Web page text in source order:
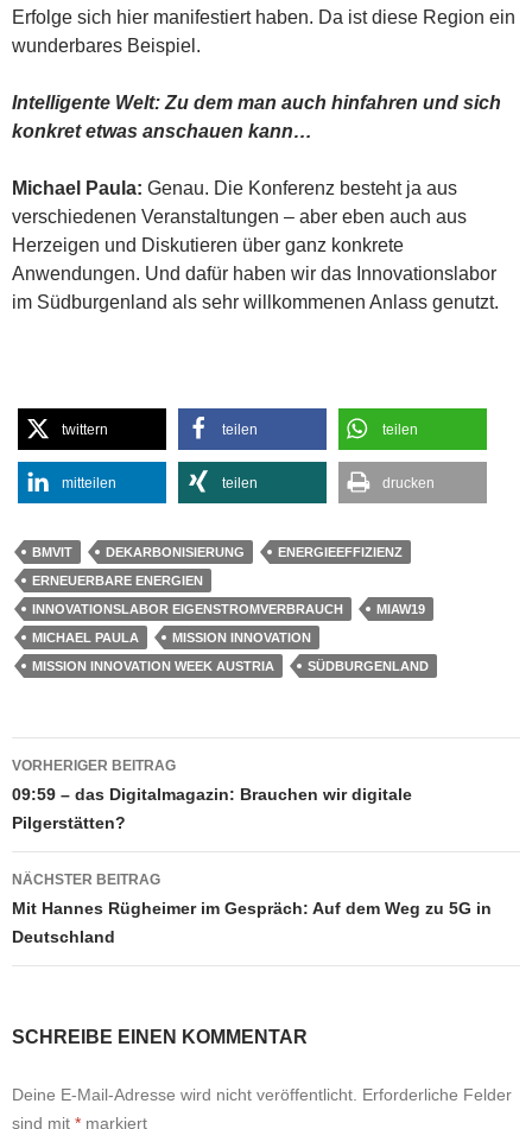
Erfolge sich hier manifestiert haben. Da ist diese Region ein
wunderbares Beispiel.
Intelligente Welt: Zu dem man auch hinfahren und sich
konkret etwas anschauen kann…
Michael Paula: Genau. Die Konferenz besteht ja aus
verschiedenen Veranstaltungen – aber eben auch aus
Herzeigen und Diskutieren über ganz konkrete
Anwendungen. Und dafür haben wir das Innovationslabor
im Südburgenland als sehr willkommenen Anlass genutzt.
twittern teilen teilen
mitteilen teilen drucken
BMVIT DEKARBONISIERUNG
ENERGIEEFFIZIENZ
ERNEUERBARE ENERGIEN
INNOVATIONSLABOR EIGENSTROMVERBRAUCH
MIAW19
MICHAEL PAULA
MISSION INNOVATION
MISSION INNOVATION WEEK AUSTRIA
SÜDBURGENLAND
Beitragsnavigation
VORHERIGER BEITRAG
09:59 – das Digitalmagazin: Brauchen wir digitale
Pilgerstätten?
NÄCHSTER BEITRAG
Mit Hannes Rügheimer im Gespräch: Auf dem Weg zu 5G in
Deutschland
SCHREIBE EINEN KOMMENTAR
Deine E-Mail-Adresse wird nicht veröffentlicht. Erforderliche Felder
sind mit * markiert